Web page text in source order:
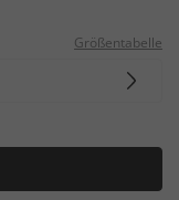
Größentabelle